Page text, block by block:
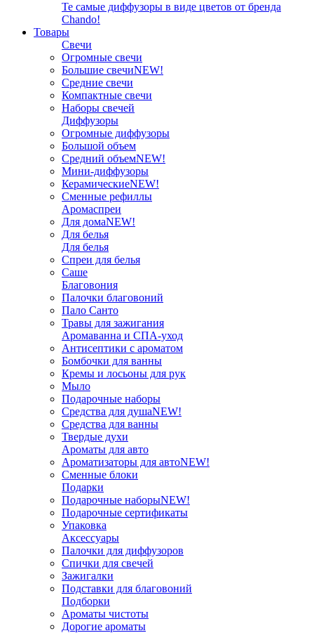
Те самые диффузоры в виде цветов от бренда
Chando!
Товары
Свечи
Огромные свечи
Большие свечиNEW!
Средние свечи
Компактные свечи
Наборы свечей
Диффузоры
Огромные диффузоры
Большой объем
Средний объемNEW!
Мини-диффузоры
КерамическиеNEW!
Сменные рефиллы
Аромаспреи
Для домаNEW!
Для белья
Для белья
Спреи для белья
Саше
Благовония
Палочки благовоний
Пало Санто
Травы для зажигания
Аромаванна и СПА-уход
Антисептики с ароматом
Бомбочки для ванны
Кремы и лосьоны для рук
Мыло
Подарочные наборы
Средства для душаNEW!
Средства для ванны
Твердые духи
Ароматы для авто
Ароматизаторы для автоNEW!
Сменные блоки
Подарки
Подарочные наборыNEW!
Подарочные сертификаты
Упаковка
Аксессуары
Палочки для диффузоров
Спички для свечей
Зажигалки
Подставки для благовоний
Подборки
Ароматы чистоты
Дорогие ароматы